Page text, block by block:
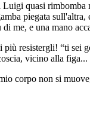
quasi
piegata
me, e una mano
più resistergli! “ti sei
vicino alla
corpo non si